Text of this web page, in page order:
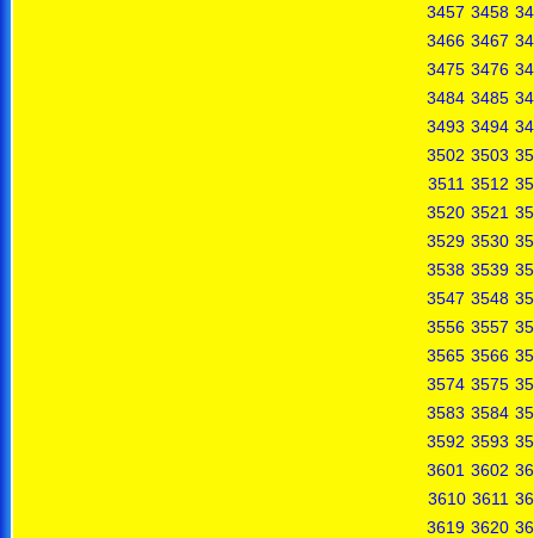
3457 3458
3466 3467
3475 3476
3484 3485
3493 3494
3502 3503
3511 3512
3520 3521
3529 3530
3538 3539
3547 3548
3556 3557
3565 3566
3574 3575
3583 3584
3592 3593
3601 3602
3610 3611
3619 3620